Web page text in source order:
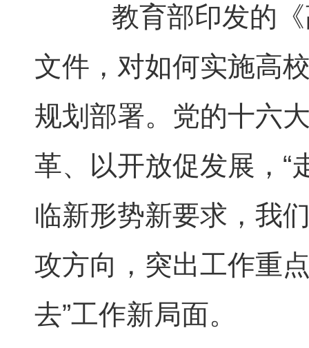
教育部印发的《
文件，对如何实施高
规划部署。党的十六
革、以开放促发展，“
临新形势新要求，我
攻方向，突出工作重
去”工作新局面。